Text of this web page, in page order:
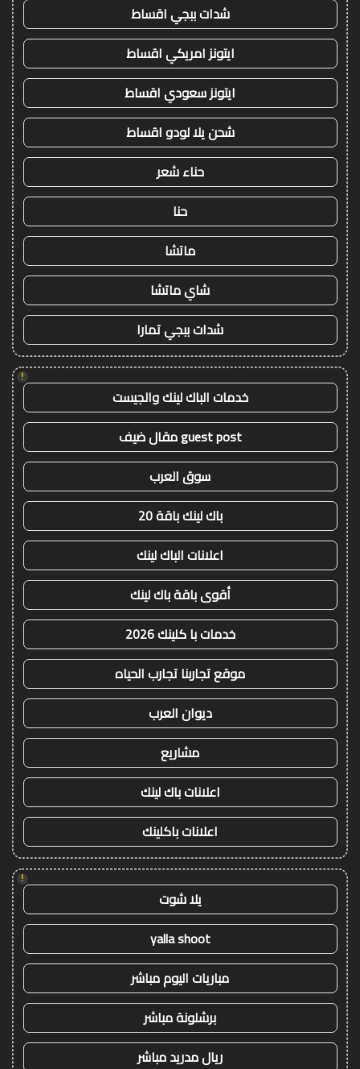
شدات ببجي اقساط
ايتونز امريكي اقساط
ايتونز سعودي اقساط
شحن يلا لودو اقساط
حناء شعر
حنا
ماتشا
شاي ماتشا
شدات ببجي تمارا
!
خدمات الباك لينك والجيست
guest post مقال ضيف
سوق العرب
باك لينك باقة 20
اعلانات الباك لينك
أقوى باقة باك لينك
خدمات با كلينك 2026
موقع تجاربنا تجارب الحياه
ديوان العرب
مشاريع
اعلانات باك لينك
اعلانات باكلينك
!
يلا شوت
yalla shoot
مباريات اليوم مباشر
برشلونة مباشر
ريال مدريد مباشر